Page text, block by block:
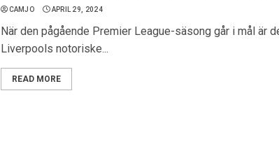
CAMJO APRIL 29, 2024
När den pågående Premier League-säsong går i mål är
Liverpools notoriske...
READ MORE